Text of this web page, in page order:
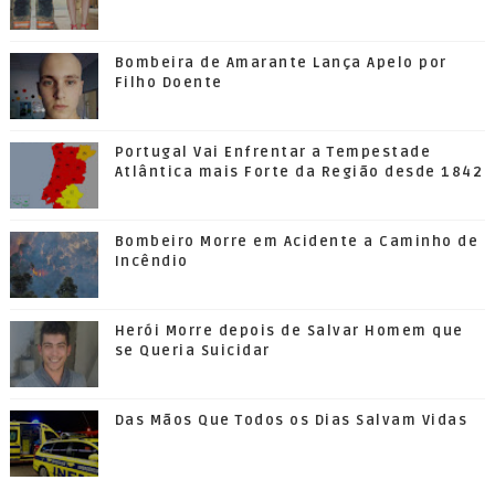
Bombeira de Amarante Lança Apelo por
Filho Doente
Portugal Vai Enfrentar a Tempestade
Atlântica mais Forte da Região desde 1842
Bombeiro Morre em Acidente a Caminho de
Incêndio
Herói Morre depois de Salvar Homem que
se Queria Suicidar
Das Mãos Que Todos os Dias Salvam Vidas